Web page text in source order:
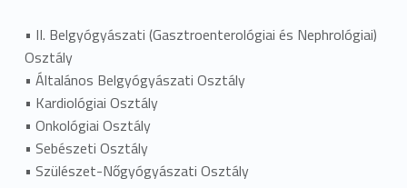
• II. Belgyógyászati (Gasztroenterológiai és Nephrológiai)
Osztály
• Általános Belgyógyászati Osztály
• Kardiológiai Osztály
• Onkológiai Osztály
• Sebészeti Osztály
• Szülészet-Nőgyógyászati Osztály